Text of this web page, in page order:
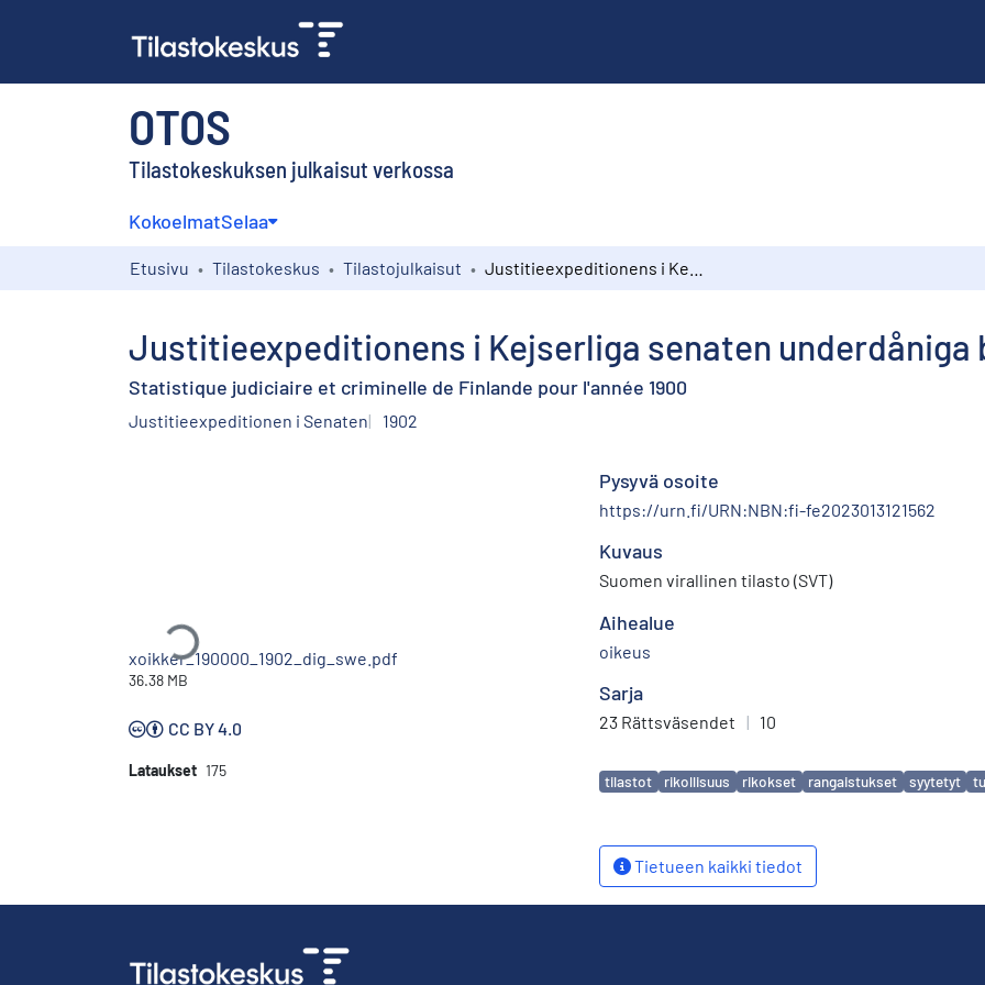
OTOS
Tilastokeskuksen julkaisut verkossa
KokoelmatSelaa
Etusivu Tilastokeskus Tilastojulkaisut
Justitieexpeditionens i Kejserliga senaten underdåniga
Statistique judiciaire et criminelle de Finlande pour l'année 1900
Justitieexpeditionen i Senaten 1902
Ladataan...
xoikker_190000_1902_dig_swe.pdf
36.38 MB
CC BY 4.0
Lataukset 175
Pysyvä osoite
https://urn.fi/URN:NBN:fi-fe2023013121562
Kuvaus
Suomen virallinen tilasto (SVT)
Aihealue
oikeus
Sarja
23 Rättsväsendet | 10
Avainsanat
tilastot rikollisuus rikokset rangaistukset syytetyt
Tietueen kaikki tiedot